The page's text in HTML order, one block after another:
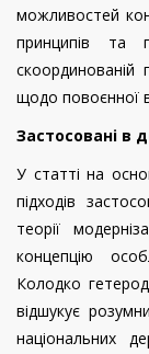
можливостей
принципів та
скоординованій
щодо повоєнної
Застосовані в
У статті на
підходів
теорії
концепцію
Колодко
відшукує
національних